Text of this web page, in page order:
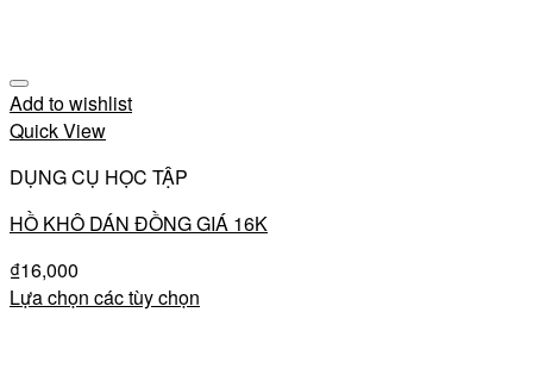
Add to wishlist
Quick View
DỤNG CỤ HỌC TẬP
HỒ KHÔ DÁN ĐỒNG GIÁ 16K
₫16,000
Lựa chọn các tùy chọn